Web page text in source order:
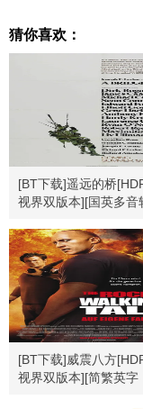
猜你喜欢：
[BT下载]遥远的桥
视界双版本][国英多音
[BT下载]威震八方
视界双版本][简繁英字